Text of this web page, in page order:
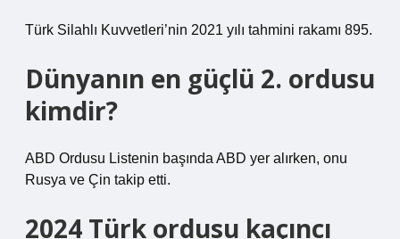
Türk Silahlı Kuvvetleri’nin 2021 yılı tahmini rakamı 895.
Dünyanın en güçlü 2. ordusu
kimdir?
ABD Ordusu Listenin başında ABD yer alırken, onu
Rusya ve Çin takip etti.
2024 Türk ordusu kaçıncı